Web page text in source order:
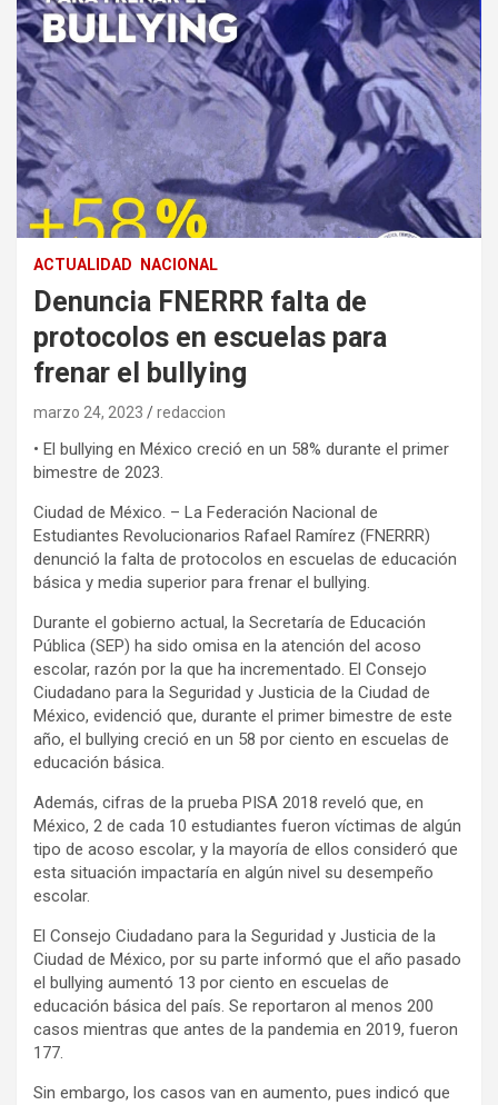
ACTUALIDAD NACIONAL
Denuncia FNERRR falta de
protocolos en escuelas para
frenar el bullying
marzo 24, 2023 redaccion
• El bullying en México creció en un 58% durante el primer
bimestre de 2023.
Ciudad de México. – La Federación Nacional de
Estudiantes Revolucionarios Rafael Ramírez (FNERRR)
denunció la falta de protocolos en escuelas de educación
básica y media superior para frenar el bullying.
Durante el gobierno actual, la Secretaría de Educación
Pública (SEP) ha sido omisa en la atención del acoso
escolar, razón por la que ha incrementado. El Consejo
Ciudadano para la Seguridad y Justicia de la Ciudad de
México, evidenció que, durante el primer bimestre de este
año, el bullying creció en un 58 por ciento en escuelas de
educación básica.
Además, cifras de la prueba PISA 2018 reveló que, en
México, 2 de cada 10 estudiantes fueron víctimas de algún
tipo de acoso escolar, y la mayoría de ellos consideró que
esta situación impactaría en algún nivel su desempeño
escolar.
El Consejo Ciudadano para la Seguridad y Justicia de la
Ciudad de México, por su parte informó que el año pasado
el bullying aumentó 13 por ciento en escuelas de
educación básica del país. Se reportaron al menos 200
casos mientras que antes de la pandemia en 2019, fueron
177.
Sin embargo, los casos van en aumento, pues indicó que